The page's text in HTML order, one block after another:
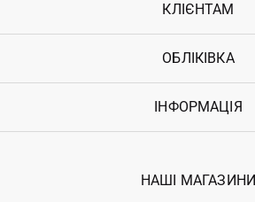
КЛІЄНТАМ
Контакти
Повернення
Гарантія
ОБЛІКІВКА
Увійти
Ostriv Club+
ІНФОРМАЦІЯ
Наші магазини
НАШІ МАГАЗИНИ